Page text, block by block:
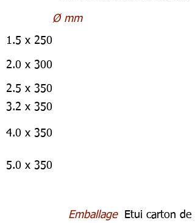
Ø mm
1.5 x 250
2.0 x 300
2.5 x 350
3.2 x 350
4.0 x 350
5.0 x 350
Emballage
Etui carton de